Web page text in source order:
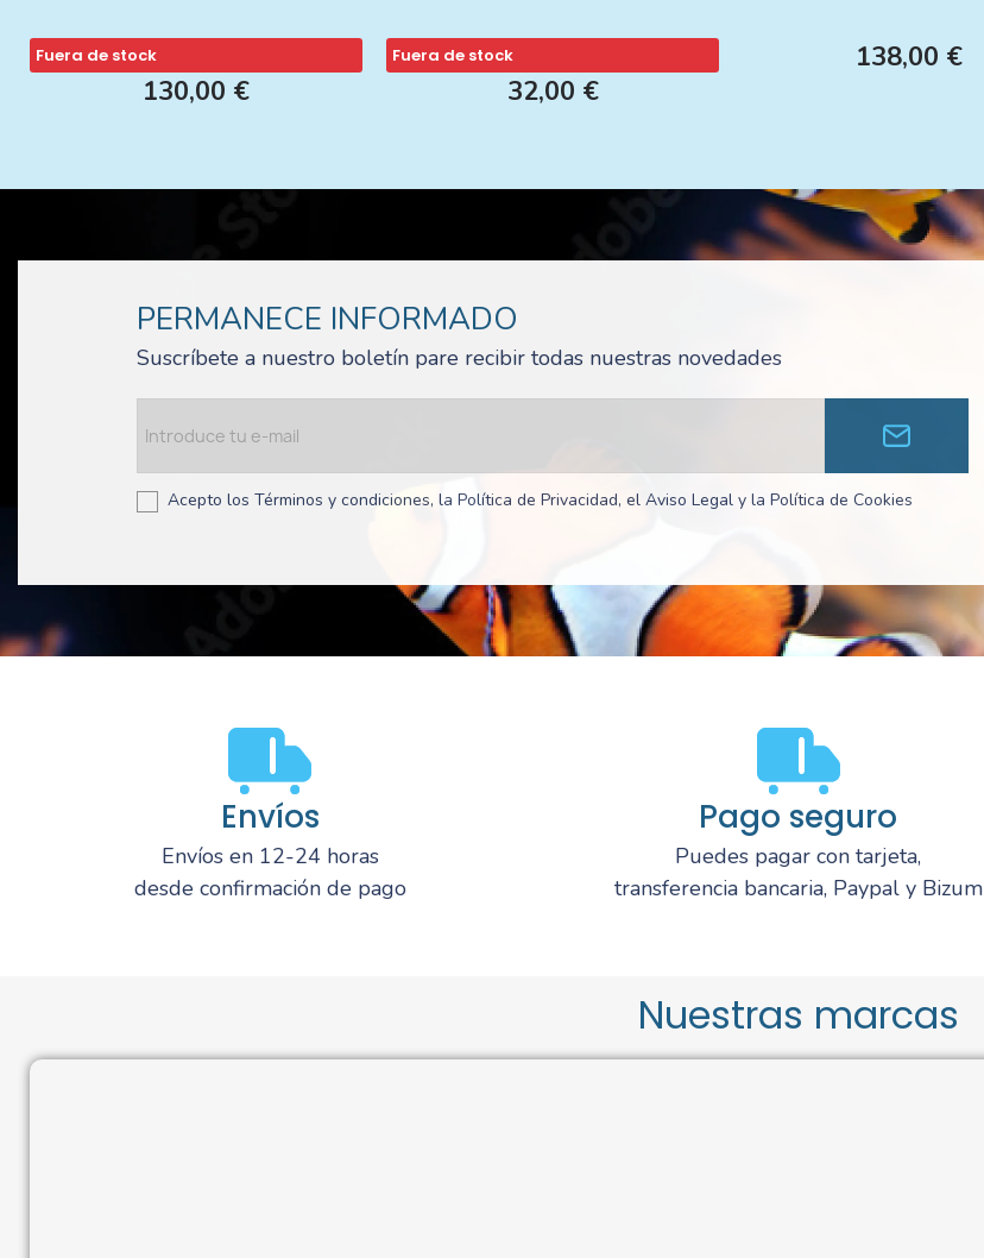
Fuera de stock
130,00 €
Fuera de stock
32,00 €
138,00 €
PERMANECE INFORMADO
Suscríbete a nuestro boletín pare recibir todas nuestras novedades
Acepto los Términos y condiciones, la Política de Privacidad, el Aviso Legal y la Política de Cookies
Envíos
Envíos en 12-24 horas
desde confirmación de pago
Pago seguro
Puedes pagar con tarjeta,
transferencia bancaria, Paypal y Bizum
Nuestras marcas